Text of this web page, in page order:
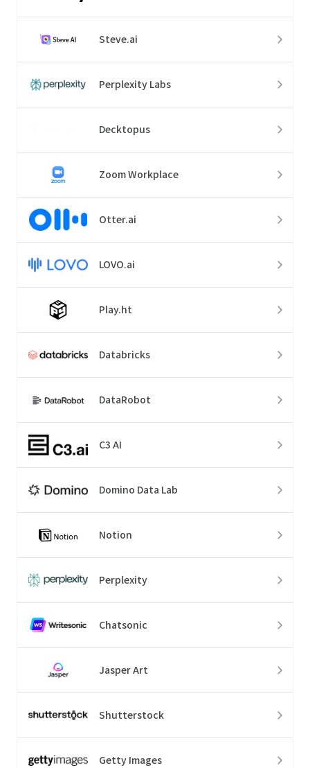
Steve.ai
Perplexity Labs
Decktopus
Zoom Workplace
Otter.ai
LOVO.ai
Play.ht
Databricks
DataRobot
C3 AI
Domino Data Lab
Notion
Perplexity
Chatsonic
Jasper Art
Shutterstock
Getty Images